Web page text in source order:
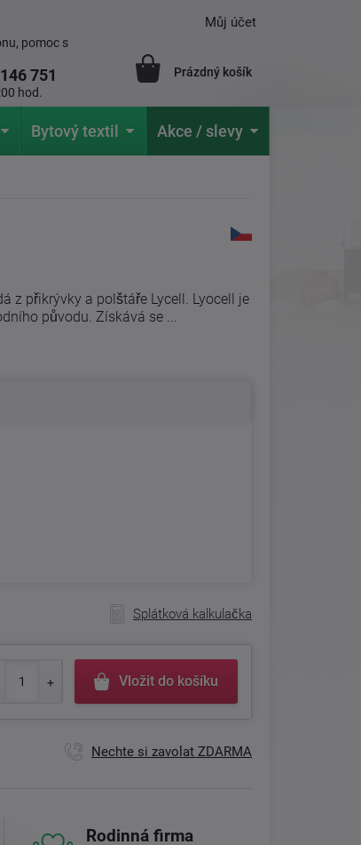
pomoc s
751
hod.
Můj účet
Prázdný košík
Bytový textil Akce / slevy
z přikrývky a polštáře Lycell. Lyocell je
původu. Získává se ...
Splátková kalkulačka
Vložit do košíku
Nechte si zavolat ZDARMA
Rodinná firma